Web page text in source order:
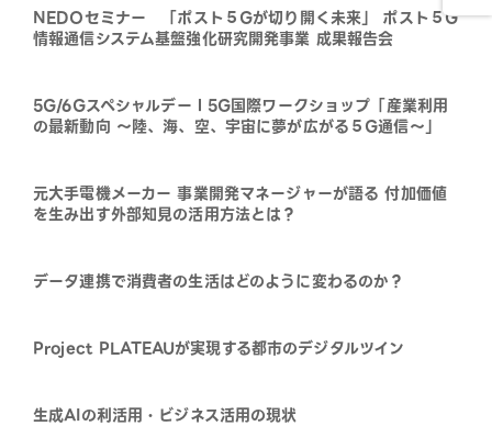
NEDOセミナー 「ポスト５Gが切り開く未来」 ポスト５G
情報通信システム基盤強化研究開発事業 成果報告会
5G/6GスペシャルデーⅠ5G国際ワークショップ「産業利用
の最新動向 ～陸、海、空、宇宙に夢が広がる５G通信～」
元大手電機メーカー 事業開発マネージャーが語る 付加価値
を生み出す外部知見の活用方法とは？
データ連携で消費者の生活はどのように変わるのか？
Project PLATEAUが実現する都市のデジタルツイン
生成AIの利活用・ビジネス活用の現状